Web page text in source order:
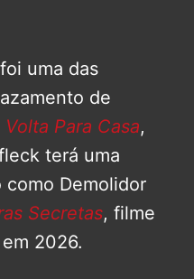
uma das
de
Para Casa,
terá uma
Demolidor
Secretas, filme
2026.